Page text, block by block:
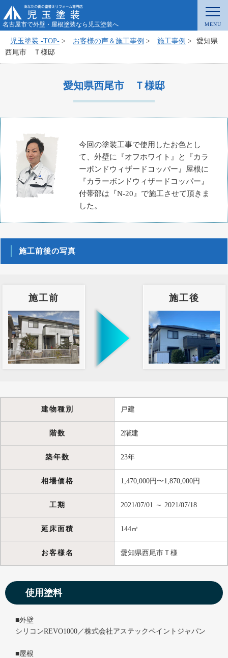
名古屋市で外壁・屋根塗装なら児玉塗装へ
児玉塗装 -TOP- > お客様の声＆施工事例 > 施工事例 >
愛知県
西尾市 Ｔ様邸
愛知県西尾市 Ｔ様邸
今回の塗装工事で使用したお色とし
て、外壁に『オフホワイト』と『カラ
ーボンドウィザードコッパー』屋根に
『カラーボンドウィザードコッパー』
付帯部は『N-20』で施工させて頂きま
した。
施工前後の写真
施工前 施工後
建物種別 戸建
階数 2階建
築年数 23年
相場価格 1,470,000円〜1,870,000円
工期 2021/07/01 ～ 2021/07/18
延床面積 144㎡
お客様名 愛知県西尾市Ｔ様
使用塗料
■外壁
シリコンREVO1000／株式会社アステックペイントジャパン
■屋根